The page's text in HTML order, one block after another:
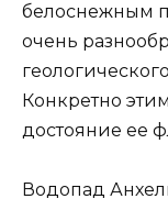
белоснежным
очень
Конкретно
достояние ее
Водопад